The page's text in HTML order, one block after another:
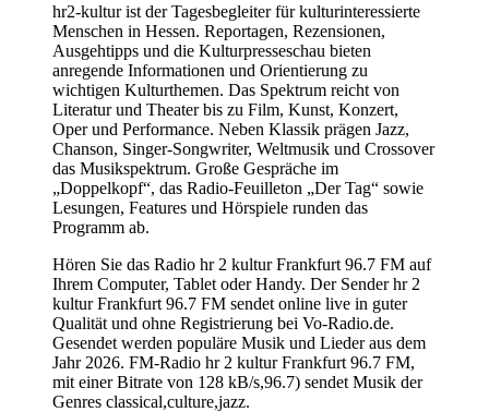
hr2-kultur ist der Tagesbegleiter für kulturinteressierte
Menschen in Hessen. Reportagen, Rezensionen,
Ausgehtipps und die Kulturpresseschau bieten
anregende Informationen und Orientierung zu
wichtigen Kulturthemen. Das Spektrum reicht von
Literatur und Theater bis zu Film, Kunst, Konzert,
Oper und Performance. Neben Klassik prägen Jazz,
Chanson, Singer-Songwriter, Weltmusik und Crossover
das Musikspektrum. Große Gespräche im
„Doppelkopf“, das Radio-Feuilleton „Der Tag“ sowie
Lesungen, Features und Hörspiele runden das
Programm ab.
Hören Sie das Radio hr 2 kultur Frankfurt 96.7 FM auf
Ihrem Computer, Tablet oder Handy. Der Sender hr 2
kultur Frankfurt 96.7 FM sendet online live in guter
Qualität und ohne Registrierung bei Vo-Radio.de.
Gesendet werden populäre Musik und Lieder aus dem
Jahr 2026. FM-Radio hr 2 kultur Frankfurt 96.7 FM,
mit einer Bitrate von 128 kB/s,96.7) sendet Musik der
Genres classical,culture,jazz.